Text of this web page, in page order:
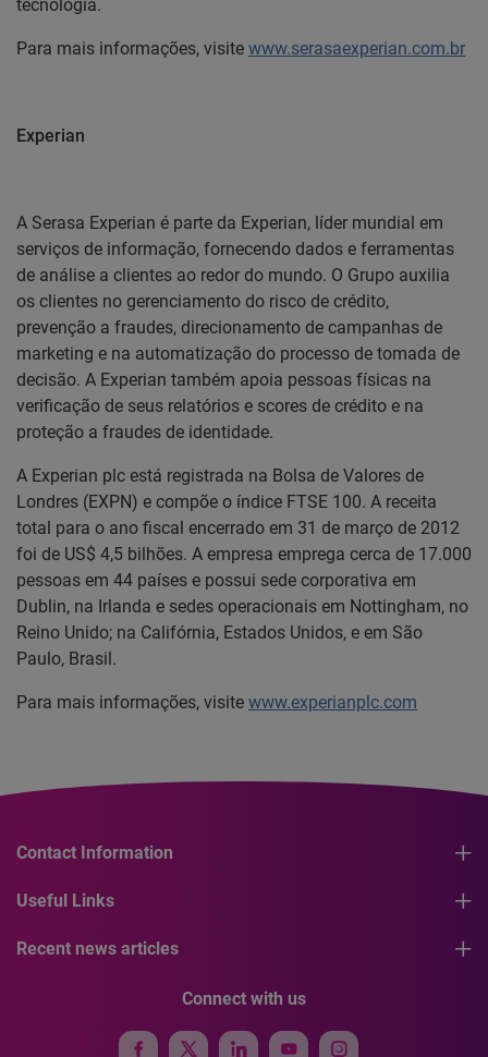
tecnologia.
Para mais informações, visite www.serasaexperian.com.br
Experian
A Serasa Experian é parte da Experian, líder mundial em
serviços de informação, fornecendo dados e ferramentas
de análise a clientes ao redor do mundo. O Grupo auxilia
os clientes no gerenciamento do risco de crédito,
prevenção a fraudes, direcionamento de campanhas de
marketing e na automatização do processo de tomada de
decisão. A Experian também apoia pessoas físicas na
verificação de seus relatórios e scores de crédito e na
proteção a fraudes de identidade.
A Experian plc está registrada na Bolsa de Valores de
Londres (EXPN) e compõe o índice FTSE 100. A receita
total para o ano fiscal encerrado em 31 de março de 2012
foi de US$ 4,5 bilhões. A empresa emprega cerca de 17.000
pessoas em 44 países e possui sede corporativa em
Dublin, na Irlanda e sedes operacionais em Nottingham, no
Reino Unido; na Califórnia, Estados Unidos, e em São
Paulo, Brasil.
Para mais informações, visite www.experianplc.com
Contact Information
Useful Links
Recent news articles
Connect with us